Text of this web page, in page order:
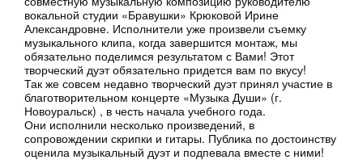
вокальной студии «Бравушки» Крюковой Ирине
Александровне. Исполнители уже произвели съемку
музыкального клипа, когда завершится монтаж, мы
обязательно поделимся результатом с Вами! Этот
творческий дуэт обязательно придется вам по вкусу!
Так же совсем недавно творческий дуэт принял участие в
благотворительном концерте «Музыка Души» (г.
Новоуральск) , в честь начала учебного года.
Они исполнили несколько произведений, в
сопровождении скрипки и гитары. Публика по достоинству
оценила музыкальный дуэт и подпевала вместе с ними!